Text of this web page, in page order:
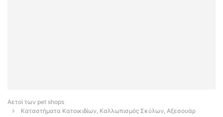
Αετοί των pet shops
Καταστήματα Κατοικιδίων, Καλλωπισμός Σκύλων, Αξεσουάρ